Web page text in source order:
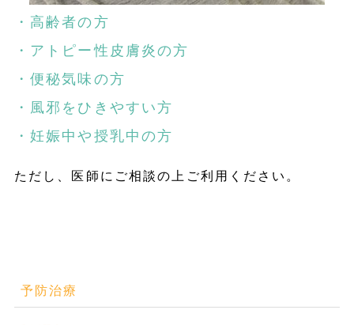
・高齢者の方
・アトピー性皮膚炎の方
・便秘気味の方
・風邪をひきやすい方
・妊娠中や授乳中の方
ただし、医師にご相談の上ご利用ください。
予防治療